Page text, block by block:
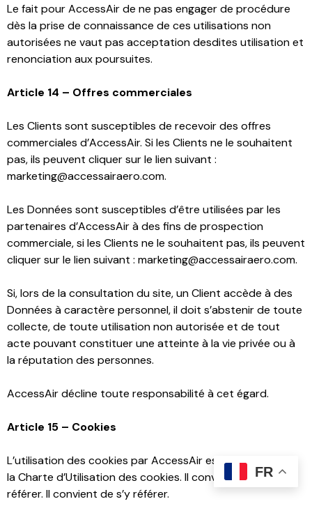
Le fait pour AccessAir de ne pas engager de procédure
dès la prise de connaissance de ces utilisations non
autorisées ne vaut pas acceptation desdites utilisation et
renonciation aux poursuites.
Article 14 – Offres commerciales
Les Clients sont susceptibles de recevoir des offres
commerciales d’AccessAir. Si les Clients ne le souhaitent
pas, ils peuvent cliquer sur le lien suivant :
marketing@accessairaero.com.
Les Données sont susceptibles d’être utilisées par les
partenaires d’AccessAir à des fins de prospection
commerciale, si les Clients ne le souhaitent pas, ils peuvent
cliquer sur le lien suivant : marketing@accessairaero.com.
Si, lors de la consultation du site, un Client accède à des
Données à caractère personnel, il doit s’abstenir de toute
collecte, de toute utilisation non autorisée et de tout
acte pouvant constituer une atteinte à la vie privée ou à
la réputation des personnes.
AccessAir décline toute responsabilité à cet égard.
Article 15 – Cookies
L’utilisation des cookies par AccessAir est indiquée dans
la Charte d’Utilisation des cookies. Il convient de s’y
référer. Il convient de s’y référer.
FR